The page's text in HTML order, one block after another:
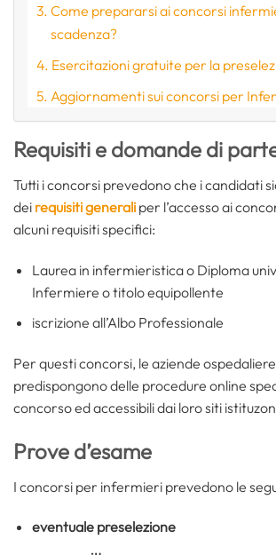
Come prepararsi ai concorsi
scadenza?
Esercitazioni gratuite per la
Aggiornamenti sui concorsi per
Requisiti e domande di
Tutti i concorsi prevedono che i candidati
dei requisiti generali per l’accesso ai
alcuni requisiti specifici:
Laurea in infermieristica o Diploma
Infermiere o titolo equipollente
iscrizione all’Albo Professionale
Per questi concorsi, le aziende
predispongono delle procedure online
concorso ed accessibili dai loro siti
Prove d’esame
I concorsi per infermieri prevedono le
eventuale preselezione